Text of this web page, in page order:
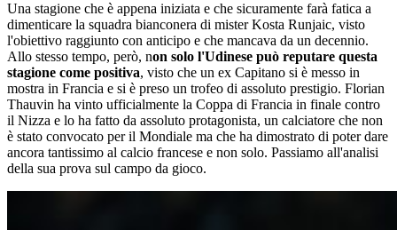
Una stagione che è appena iniziata e che sicuramente farà fatica a
dimenticare la squadra bianconera di mister Kosta Runjaic, visto
l'obiettivo raggiunto con anticipo e che mancava da un decennio.
Allo stesso tempo, però, non solo l'Udinese può reputare questa
stagione come positiva, visto che un ex Capitano si è messo in
mostra in Francia e si è preso un trofeo di assoluto prestigio. Florian
Thauvin ha vinto ufficialmente la Coppa di Francia in finale contro
il Nizza e lo ha fatto da assoluto protagonista, un calciatore che non
è stato convocato per il Mondiale ma che ha dimostrato di poter dare
ancora tantissimo al calcio francese e non solo. Passiamo all'analisi
della sua prova sul campo da gioco.